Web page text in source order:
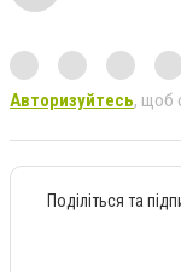
Авторизуйтесь, щоб
Поділіться та